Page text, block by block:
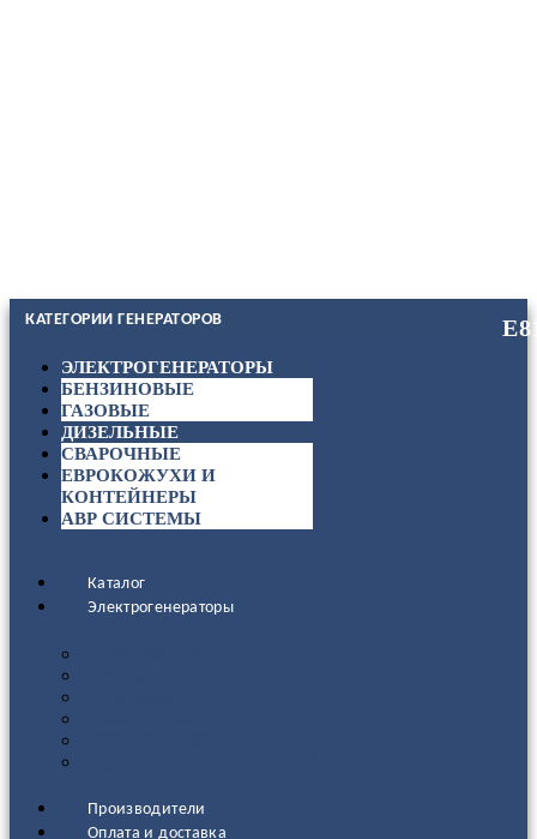
КАТЕГОРИИ ГЕНЕРАТОРОВ
ЭЛЕКТРОГЕНЕРАТОРЫ
БЕНЗИНОВЫЕ
ГАЗОВЫЕ
ДИЗЕЛЬНЫЕ
СВАРОЧНЫЕ
ЕВРОКОЖУХИ И
КОНТЕЙНЕРЫ
АВР СИСТЕМЫ
Каталог
Электрогенераторы
Производители
Оплата и доставка